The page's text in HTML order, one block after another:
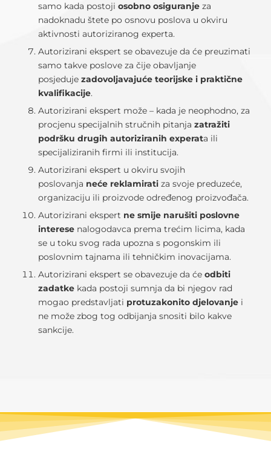
samo kada postoji osobno osiguranjeza
nadoknadu štete po osnovu poslova u okviru
aktivnosti autoriziranog experta.
Autorizirani ekspert se obavezuje da će preuzimati
samo takve poslove za čije obavljanje
posjeduje zadovoljavajuće teorijske i praktične
kvalifikacije.
Autorizirani ekspert može – kada je neophodno, za
procjenu specijalnih stručnih pitanja zatražiti
podršku drugih autoriziranih experata ili
specijaliziranih firmi ili institucija.
Autorizirani ekspert u okviru svojih
poslovanja neće reklamiratiza svoje preduzeće,
organizaciju ili proizvode određenog proizvođača.
Autorizirani ekspert ne smije narušiti poslovne
interesenalogodavca prema trećim licima, kada
se u toku svog rada upozna s pogonskim ili
poslovnim tajnama ili tehničkim inovacijama.
Autorizirani ekspert se obavezuje da će odbiti
zadatkekada postoji sumnja da bi njegov rad
mogao predstavljati protuzakonito djelovanjei
ne može zbog tog odbijanja snositi bilo kakve
sankcije.